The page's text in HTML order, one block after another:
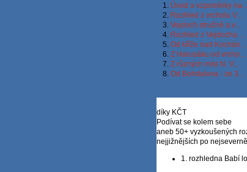
1.
Úvod a vzpomínky na...
2. Rozhled z vrcholu V...
3. Vejdoch stručně a v...
4. Rozhled z Vejdocha ...
5. Od kříže nad Kochán...
6. Z Harusáku od vrcho...
7. Z různých míst N. V...
8. Od Bohdalova - ze 3...
díky KČT
Podívat se kolem sebe
aneb 50+ vyzkoušených
nejjižnějších po
1. rozhledna Babí